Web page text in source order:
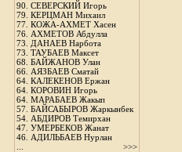
90. СЕВЕРСКИЙ Игорь
79. КЕРЦМАН Михаил
77. КОЖА-АХМЕТ Хасен
76. АХМЕТОВ Абдулла
73. ДАНАЕВ Нарбота
73. ТАУБАЕВ Максет
68. БАЙЖАНОВ Улан
66. АЯЗБАЕВ Сматай
64. КАЛЕКЕНОВ Ержан
64. КОРОВИН Игорь
64. МАРАБАЕВ Жакып
57. БАЙСАБЫРОВ Жаркынбек
54. АБДИРОВ Темирхан
47. УМЕРБЕКОВ Жанат
46. АДИЛЬБАЕВ Нурлан
>>>